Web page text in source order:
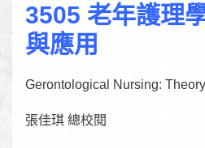
3505 老年護理
與應用
Gerontological Nursing:
張佳琪 總校閱